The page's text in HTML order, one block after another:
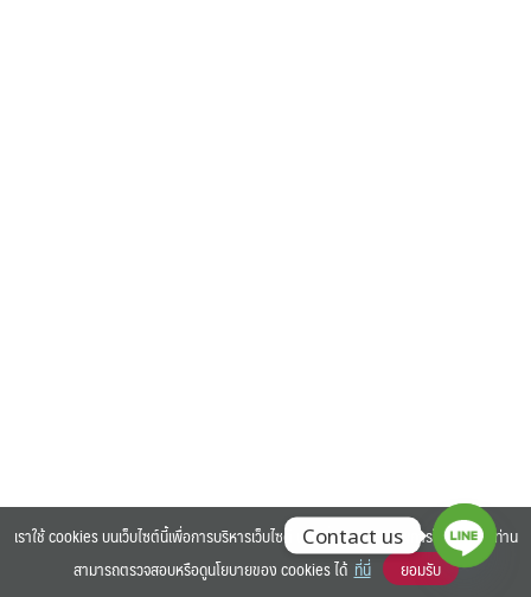
©2025 BANGKOK UNIVERSITY. ALL RIGHTS RESERVED.
เราใช้ cookies บนเว็บไซต์นี้เพื่อการบริหารเว็บไซต์ และเพิ่มประสิทธิภาพการใช้งานของท่าน
สามารถตรวจสอบหรือดูนโยบายของ cookies ได้ ที่นี่ ยอมรับ
Contact us